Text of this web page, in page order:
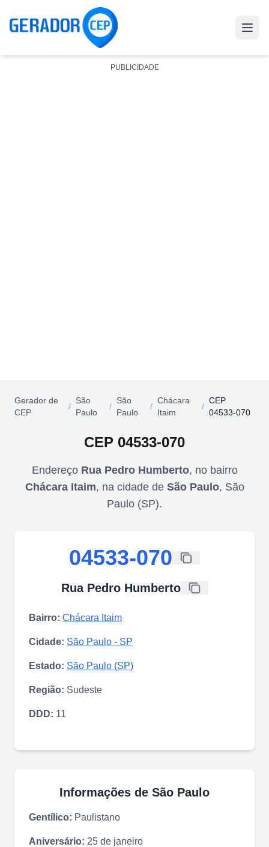
PUBLICIDADE
Gerador de
CEP
/
São
Paulo
/
São
Paulo
/
Chácara
Itaim
/
CEP
04533-070
CEP 04533-070
Endereço Rua Pedro Humberto, no bairro
Chácara Itaim, na cidade de São Paulo, São
Paulo (SP).
04533-070
Rua Pedro Humberto
Bairro: Chácara Itaim
Cidade: São Paulo - SP
Estado: São Paulo (SP)
Região: Sudeste
DDD: 11
Informações de São Paulo
Gentílico: Paulistano
Aniversário: 25 de janeiro